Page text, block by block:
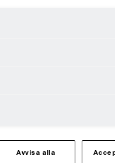
frågor och
bland annat
Målet med
standarderna
Avvisa alla